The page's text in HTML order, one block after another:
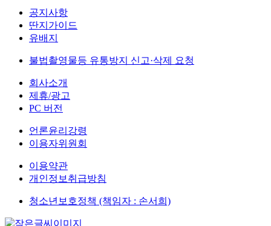
공지사항
딴지가이드
유배지
불법촬영물등 유통방지 신고·삭제 요청
회사소개
제휴/광고
PC 버전
언론윤리강령
이용자위원회
이용약관
개인정보취급방침
청소년보호정책 (책임자 : 손서희)